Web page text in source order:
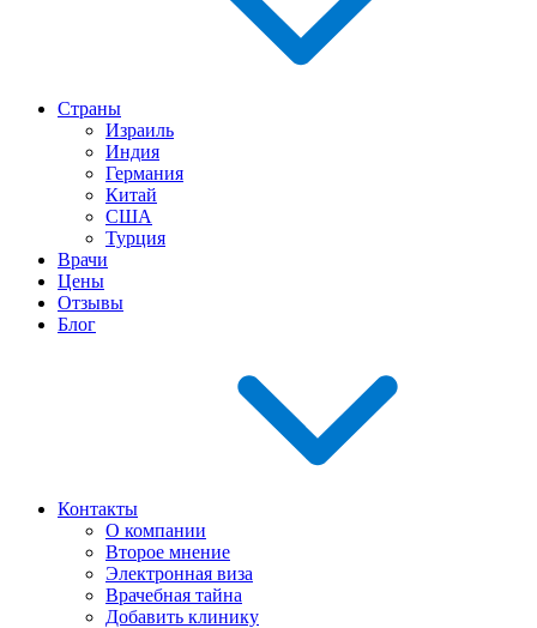
Страны
Израиль
Индия
Германия
Китай
США
Турция
Врачи
Цены
Отзывы
Блог
Контакты
О компании
Второе мнение
Электронная виза
Врачебная тайна
Добавить клинику